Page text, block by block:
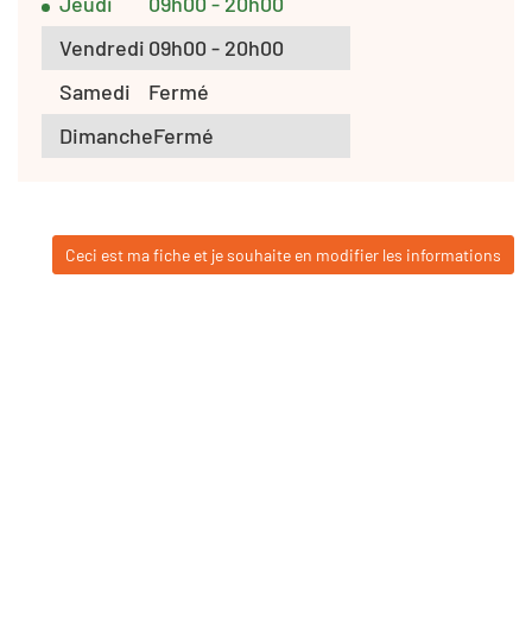
Vendredi 09h00 - 20h00
Samedi
Fermé
DimancheFermé
Ceci est ma fiche et je souhaite en modifier les informations